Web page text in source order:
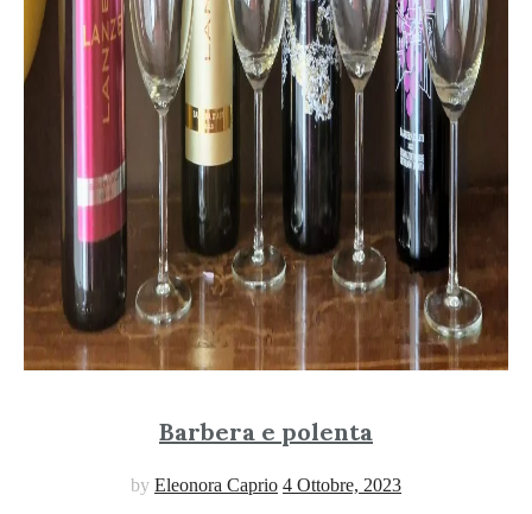
Barbera e polenta
by Eleonora Caprio 4 Ottobre, 2023